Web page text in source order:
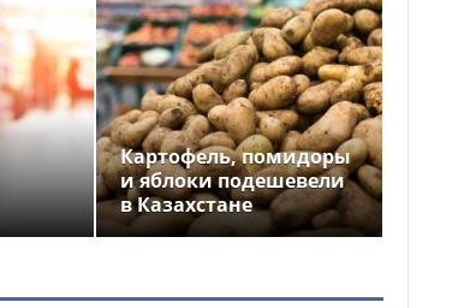
Картофель, помидоры
и яблоки подешевели
в Казахстане